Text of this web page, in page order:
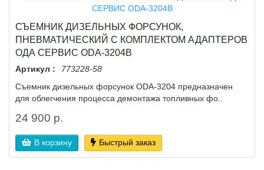
СЪЕМНИК ДИЗЕЛЬНЫХ ФОРСУНОК,
ПНЕВМАТИЧЕСКИЙ С КОМПЛЕКТОМ АДАПТЕРОВ
ОДА СЕРВИС ODA-3204B
Артикул :
773228-58
Съемник дизельных форсунок ODA-3204 предназначен
для облегчения процесса демонтажа топливных фо..
24 900 р.
В корзину Быстрый заказ